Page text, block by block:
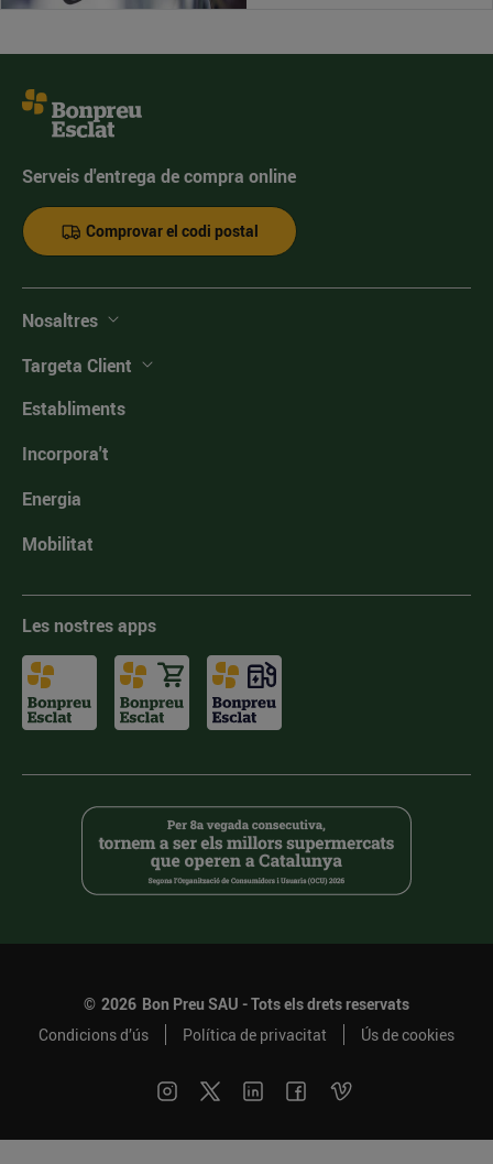
Serveis d'entrega de compra online
Comprovar el codi postal
Nosaltres
Targeta Client
Establiments
Incorpora't
Energia
Mobilitat
Les nostres apps
© 2026 Bon Preu SAU - Tots els drets reservats
Condicions d’ús
Política de privacitat Ús de cookies